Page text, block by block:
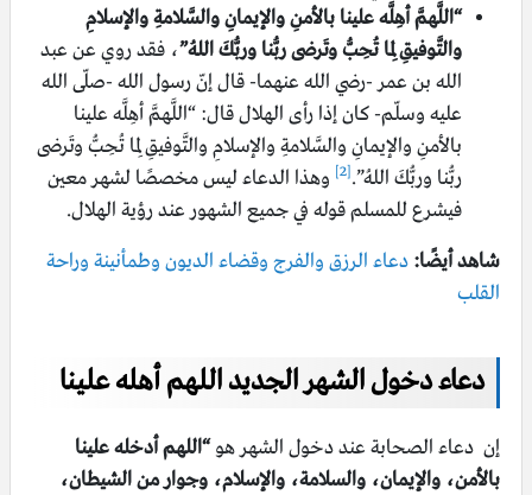
“اللَّهمَّ أهِلَّه علينا بالأمنِ والإيمانِ والسَّلامةِ والإسلامِ
والتَّوفيقِ لِما تُحِبُّ وتَرضى ربُّنا وربُّكَ اللهُ”، فقد روي عن عبد
الله بن عمر -رضي الله عنهما- قال إنّ رسول الله -صلّى الله
عليه وسلّم- كان إذا رأى الهلال قال: “اللَّهمَّ أهِلَّه علينا
بالأمنِ والإيمانِ والسَّلامةِ والإسلامِ والتَّوفيقِ لِما تُحِبُّ وتَرضى
ربُّنا وربُّكَ اللهُ”.[2]
وهذا الدعاء ليس مخصصًا لشهر معين
فيشرع للمسلم قوله في جميع الشهور عند رؤية الهلال.
شاهد أيضًا: دعاء الرزق والفرج وقضاء الديون وطمأنينة وراحة
القلب
دعاء دخول الشهر الجديد اللهم أهله علينا
إن دعاء الصحابة عند دخول الشهر هو“اللهم أدخله علينا
بالأمن، والإيمان، والسلامة، والإسلام، وجوار من الشيطان،